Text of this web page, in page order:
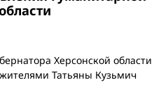
Херсонской области
Татьяны Кузьмич